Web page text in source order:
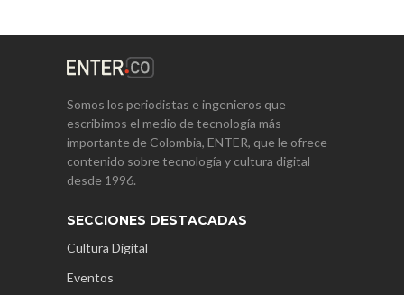
Somos los periodistas e ingenieros que
escribimos el medio de tecnología más
importante de Colombia, ENTER, que le ofrece
contenido sobre tecnología y cultura digital
desde 1996.
SECCIONES DESTACADAS
Cultura Digital
Eventos